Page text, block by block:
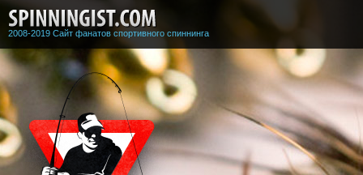
2008-2019 Сайт фанатов спортивного спиннинга